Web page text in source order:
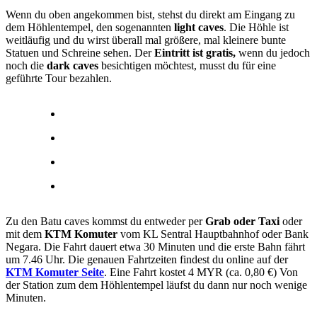
Wenn du oben angekommen bist, stehst du direkt am Eingang zu
dem Höhlentempel, den sogenannten light caves. Die Höhle ist
weitläufig und du wirst überall mal größere, mal kleinere bunte
Statuen und Schreine sehen. DerEintritt ist gratis, wenn du jedoch
noch die dark caves besichtigen möchtest, musst du für eine
geführte Tour bezahlen.
Zu den Batu caves kommst du entweder perGrab oder Taxi oder
mit dem KTM Komuter vom KL Sentral Hauptbahnhof oder Bank
Negara. Die Fahrt dauert etwa 30 Minuten und die erste Bahn fährt
um 7.46 Uhr. Die genauen Fahrtzeiten findest du online auf der
KTM Komuter Seite. Eine Fahrt kostet 4 MYR (ca. 0,80 €) Von
der Station zum dem Höhlentempel läufst du dann nur noch wenige
Minuten.